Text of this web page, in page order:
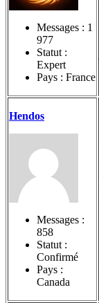
Messages : 1
977
Statut :
Expert
Pays : France
Hendos
Messages :
858
Statut :
Confirmé
Pays :
Canada